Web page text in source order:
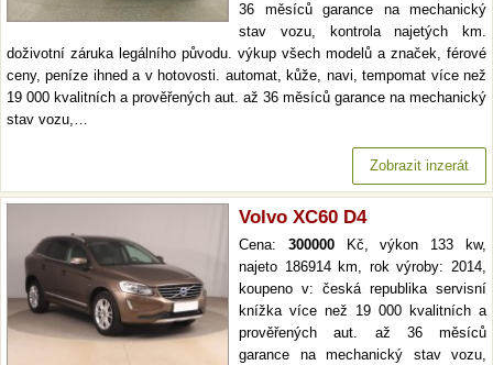
36 měsíců garance na mechanický
stav vozu, kontrola najetých km.
doživotní záruka legálního původu. výkup všech modelů a značek, férové
ceny, peníze ihned a v hotovosti. automat, kůže, navi, tempomat více než
19 000 kvalitních a prověřených aut. až 36 měsíců garance na mechanický
stav vozu,…
Zobrazit inzerát
Volvo XC60 D4
Cena: 300000Kč, výkon 133 kw,
najeto 186914 km, rok výroby: 2014,
koupeno v: česká republika servisní
knížka více než 19 000 kvalitních a
prověřených aut. až 36 měsíců
garance na mechanický stav vozu,